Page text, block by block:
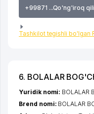
+99871 ...Qo'ng'iroq
Tashkilot tegishli bo'lgan
6. BOLALAR
Yuridik nomi: BOLALAR
Brend nomi: BOLALAR